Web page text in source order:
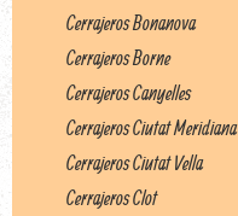
Cerrajeros Bonanova
Cerrajeros Borne
Cerrajeros Canyelles
Cerrajeros Ciutat Meridiana
Cerrajeros Ciutat Vella
Cerrajeros Clot